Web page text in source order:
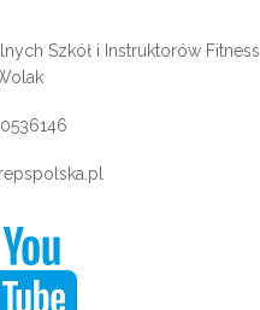
Szkół i Instruktorów Fitness